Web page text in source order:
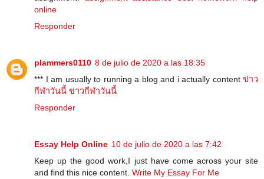
online
Responder
plammers0110 8 de julio de 2020 a las 18:35
*** I am usually to running a blog and i actually content ข่าว
กีฬาวันนี้ ข่าวกีฬาวันนี้
Responder
Essay Help Online 10 de julio de 2020 a las 7:42
Keep up the good work,I just have come across your site
and find this nice content. Write My Essay For Me